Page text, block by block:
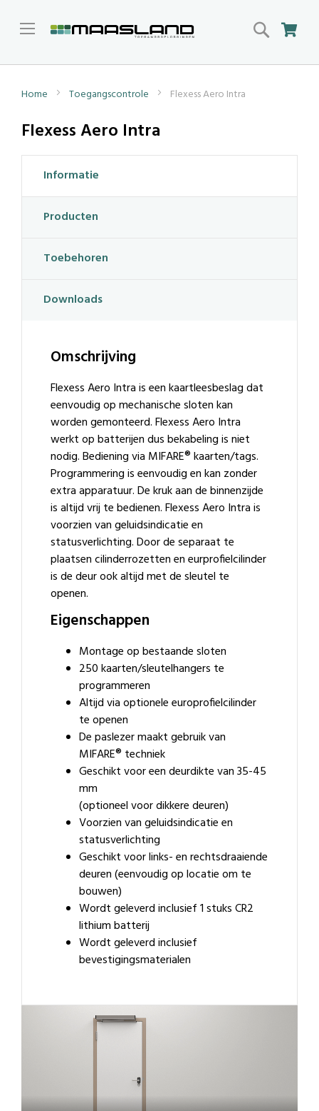
Search
Home Toegangscontrole Flexess Aero Intra
Flexess Aero Intra
Informatie
Producten
Toebehoren
Downloads
Omschrijving
Flexess Aero Intra is een kaartleesbeslag dat
eenvoudig op mechanische sloten kan
worden gemonteerd. Flexess Aero Intra
werkt op batterijen dus bekabeling is niet
nodig. Bediening via MIFARE® kaarten/tags.
Programmering is eenvoudig en kan zonder
extra apparatuur. De kruk aan de binnenzijde
is altijd vrij te bedienen. Flexess Aero Intra is
voorzien van geluidsindicatie en
statusverlichting. Door de separaat te
plaatsen cilinderrozetten en eurprofielcilinder
is de deur ook altijd met de sleutel te
openen.
Eigenschappen
Montage op bestaande sloten
250 kaarten/sleutelhangers te
programmeren
Altijd via optionele europrofielcilinder
te openen
De paslezer maakt gebruik van
MIFARE® techniek
Geschikt voor een deurdikte van 35-45
mm
(optioneel voor dikkere deuren)
Voorzien van geluidsindicatie en
statusverlichting
Geschikt voor links- en rechtsdraaiende
deuren (eenvoudig op locatie om te
bouwen)
Wordt geleverd inclusief 1 stuks CR2
lithium batterij
Wordt geleverd inclusief
bevestigingsmaterialen